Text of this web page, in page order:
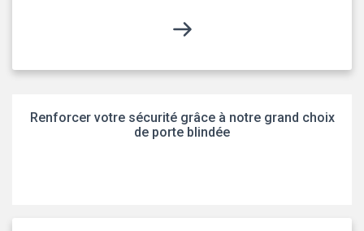
Renforcer votre sécurité grâce à notre grand choix
de porte blindée